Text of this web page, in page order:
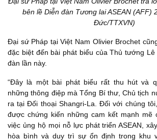
bên lề Diễn đàn Tương lai ASEAN (AFF)
Đức/TTXVN)
Đại sứ Pháp tại Việt Nam Olivier Brochet
đặc biệt đến bài phát biểu của Thủ tướng
đàn lần này.
“Đây là một bài phát biểu rất thu hút và
những thông điệp mà Tổng Bí thư, Chủ tịch
ra tại Đối thoại Shangri-La. Đối với chúng
được chứng kiến những cam kết mạnh mẽ
việc ủng hộ mọi nỗ lực phát triển ASEAN,
hòa bình và duy trì sự ổn định trong khu